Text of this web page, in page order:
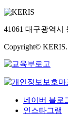
41061 대구광역시
Copyright©
네이버 블로
인스타그램